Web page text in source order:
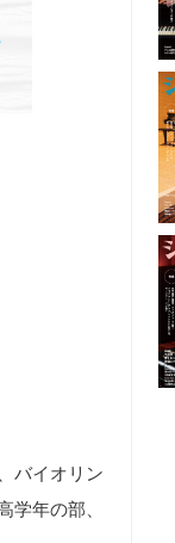
バイオリン
学年の部、